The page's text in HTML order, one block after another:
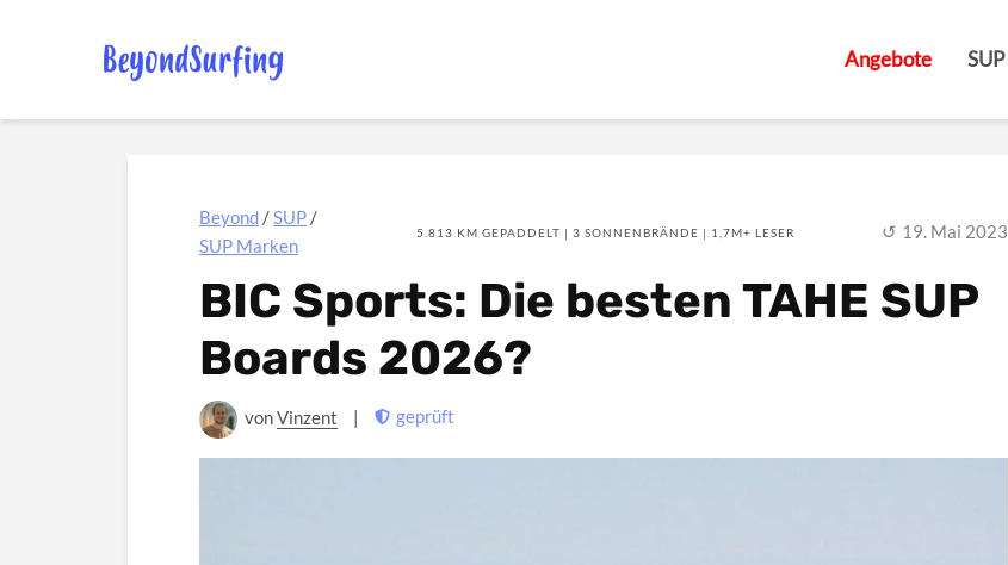
Angebote SUP
Beyond /SUP /
SUP Marken
5.813 KM GEPADDELT | 3 SONNENBRÄNDE | 1,7M+ LESER 19. Mai 2023
BIC Sports: Die besten TAHE SUP
Boards 2026?
vonVinzent | geprüft